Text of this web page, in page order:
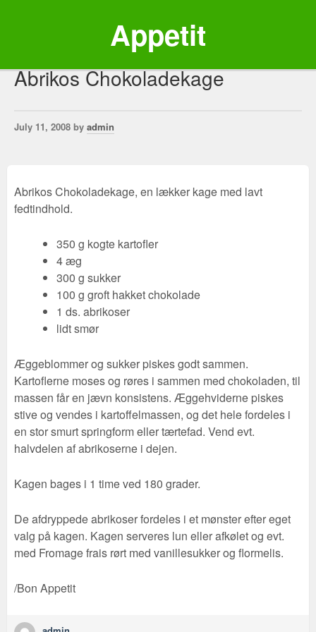
Appetit
Abrikos Chokoladekage
July 11, 2008 by admin
Abrikos Chokoladekage, en lækker kage med lavt
fedtindhold.
350 g kogte kartofler
4 æg
300 g sukker
100 g groft hakket chokolade
1 ds. abrikoser
lidt smør
Æggeblommer og sukker piskes godt sammen.
Kartoflerne moses og røres i sammen med chokoladen, til
massen får en jævn konsistens. Æggehviderne piskes
stive og vendes i kartoffelmassen, og det hele fordeles i
en stor smurt springform eller tærtefad. Vend evt.
halvdelen af abrikoserne i dejen.
Kagen bages i 1 time ved 180 grader.
De afdryppede abrikoser fordeles i et mønster efter eget
valg på kagen. Kagen serveres lun eller afkølet og evt.
med Fromage frais rørt med vanillesukker og flormelis.
/Bon Appetit